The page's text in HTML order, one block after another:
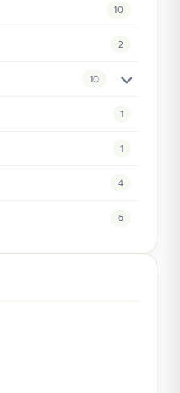
10
2
10
51
1
4
6